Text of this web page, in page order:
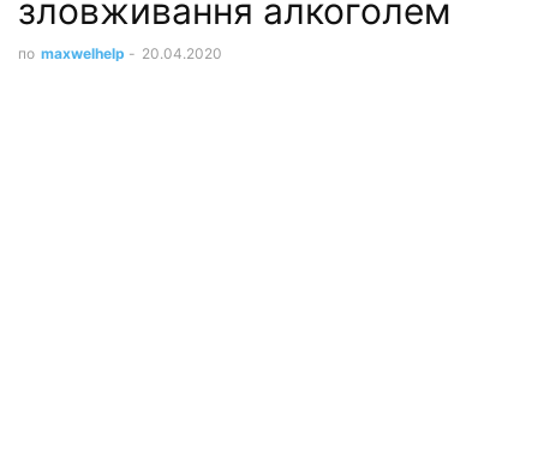
зловживання алкоголем
по maxwelhelp - 20.04.2020